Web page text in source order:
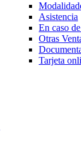
Asistencia
En caso
Otras
Tarjeta